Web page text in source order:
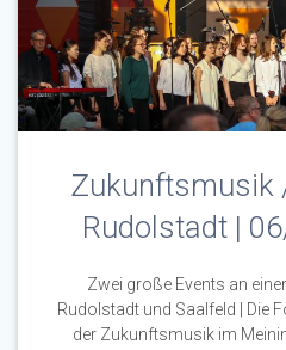
Zukunftsmusik
Rudolstadt |
Zwei große Events an
Rudolstadt und Saalfeld | Die
der Zukunftsmusik im